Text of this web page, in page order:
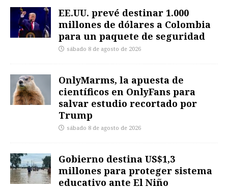
EE.UU. prevé destinar 1.000
millones de dólares a Colombia
para un paquete de seguridad
sábado 8 de agosto de 2026
OnlyMarms, la apuesta de
científicos en OnlyFans para
salvar estudio recortado por
Trump
sábado 8 de agosto de 2026
Gobierno destina US$1,3
millones para proteger sistema
educativo ante El Niño